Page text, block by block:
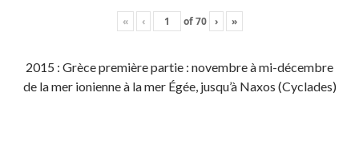
« ‹ of70 › »
2015 : Grèce première partie : novembre à mi-décembre
de la mer ionienne à la mer Égée, jusqu’à Naxos (Cyclades)